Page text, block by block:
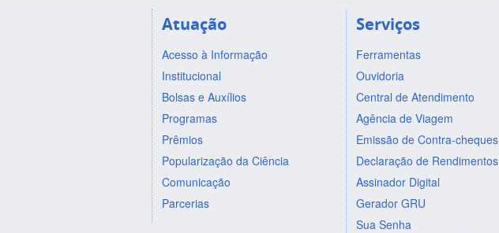
Atuação
Acesso à Informação
Institucional
Bolsas e Auxílios
Programas
Prêmios
Popularização da Ciência
Comunicação
Parcerias
Serviços
Ferramentas
Ouvidoria
Central de Atendimento
Agência de Viagem
Emissão de Contra-cheques
Declaração de Rendimentos
Assinador Digital
Gerador GRU
Sua Senha